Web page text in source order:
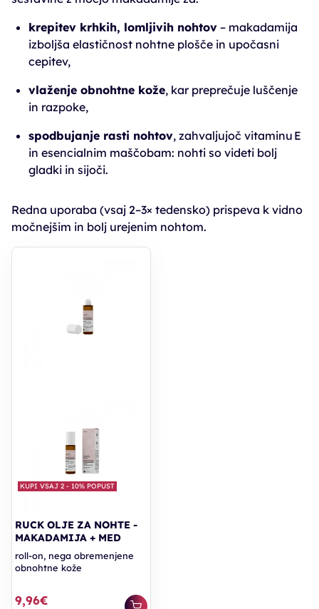
krepitev krhkih, lomljivih nohtov – makadamija
izboljša elastičnost nohtne plošče in upočasni
cepitev,
vlaženje obnohtne kože, kar preprečuje luščenje
in razpoke,
spodbujanje rasti nohtov, zahvaljujoč vitaminu E
in esencialnim maščobam: nohti so videti bolj
gladki in sijoči.
Redna uporaba (vsaj 2–3× tedensko) prispeva k vidno
močnejšim in bolj urejenim nohtom.
KUPI VSAJ 2 - 10% POPUST
RUCK OLJE ZA NOHTE -
MAKADAMIJA + MED
roll-on, nega obremenjene
obnohtne kože
9,96€